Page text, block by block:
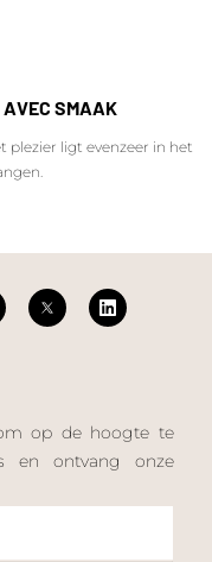
AVEC SMAAK
plezier ligt evenzeer in het
op de hoogte te
en ontvang onze